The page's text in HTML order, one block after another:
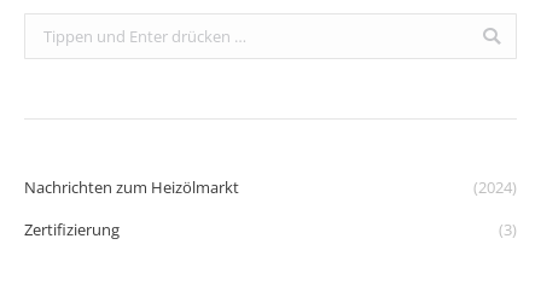
Search:
Nachrichten zum Heizölmarkt
(2024)
Zertifizierung
(3)